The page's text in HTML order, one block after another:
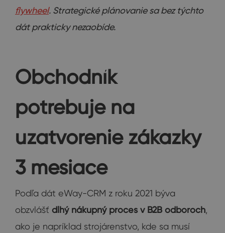
flywheel. Strategické plánovanie sa bez týchto
dát prakticky nezaobíde.
Obchodník
potrebuje na
uzatvorenie zákazky
3 mesiace
Podľa dát eWay-CRM z roku 2021 býva
obzvlášť dlhý nákupný proces v B2B odboroch,
ako je napríklad strojárenstvo, kde sa musí